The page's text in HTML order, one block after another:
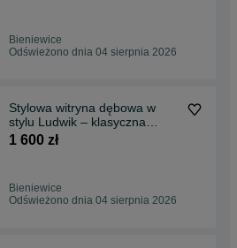
Bieniewice
Odświeżono dnia 04 sierpnia 2026
Stylowa witryna dębowa w
stylu Ludwik – klasyczna
elegancja
1 600 zł
Bieniewice
Odświeżono dnia 04 sierpnia 2026